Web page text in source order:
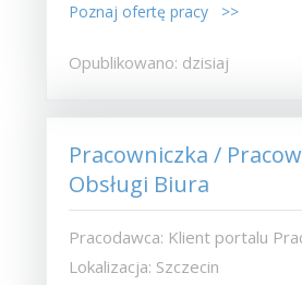
Poznaj ofertę pracy >>
Opublikowano: dzisiaj
Pracowniczka /
Obsługi Biura
Pracodawca: Klient portalu
Lokalizacja: Szczecin